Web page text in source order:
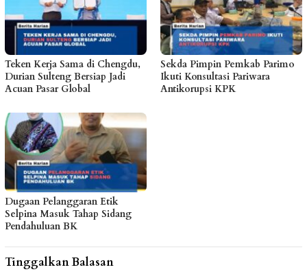
Teken Kerja Sama di Chengdu,
Durian Sulteng Bersiap Jadi
Acuan Pasar Global
Sekda Pimpin Pemkab Parimo
Ikuti Konsultasi Pariwara
Antikorupsi KPK
Dugaan Pelanggaran Etik
Selpina Masuk Tahap Sidang
Pendahuluan BK
Tinggalkan Balasan